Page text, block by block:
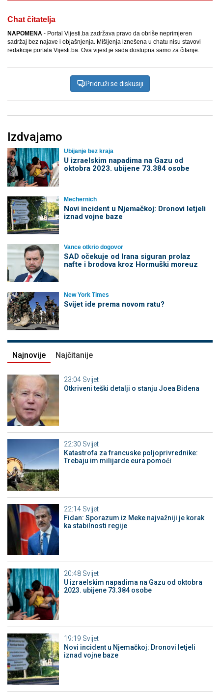
Chat čitatelja
NAPOMENA - Portal Vijesti.ba zadržava pravo da obriše neprimjeren
sadržaj bez najave i objašnjenja. Mišljenja iznešena u chatu nisu stavovi
redakcije portala Vijesti.ba. Ova vijest je sada dostupna samo za čitanje.
Pridruži se diskusiji
Izdvajamo
Ubijanje bez kraja
U izraelskim napadima na Gazu od
oktobra 2023. ubijene 73.384 osobe
Mechernich
Novi incident u Njemačkoj: Dronovi letjeli
iznad vojne baze
Vance otkrio dogovor
SAD očekuje od Irana siguran prolaz
nafte i brodova kroz Hormuški moreuz
New York Times
Svijet ide prema novom ratu?
Najnovije Najčitanije
23:04 Svijet
Otkriveni teški detalji o stanju Joea Bidena
22:30 Svijet
Katastrofa za francuske poljoprivrednike:
Trebaju im milijarde eura pomoći
22:14 Svijet
Fidan: Sporazum iz Meke najvažniji je korak
ka stabilnosti regije
20:48 Svijet
U izraelskim napadima na Gazu od oktobra
2023. ubijene 73.384 osobe
19:19 Svijet
Novi incident u Njemačkoj: Dronovi letjeli
iznad vojne baze